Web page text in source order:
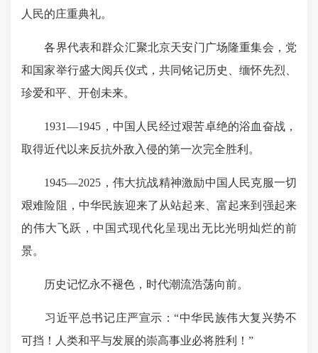
人民的庄重典礼。
各界代表和群众汇聚北京天安门广场隆重集会，党
和国家举行盛大阅兵仪式，共同铭记历史、缅怀先烈、
珍爱和平、开创未来。
1931—1945，中国人民经过艰苦卓绝的浴血奋战，
取得近代以来反抗外敌入侵的第一次完全胜利。
1945—2025，伟大抗战精神激励中国人民克服一切
艰难险阻，中华民族迎来了从站起来、富起来到强起来
的伟大飞跃，中国式现代化呈现出无比光明灿烂的前
景。
历史记忆永不褪色，时代潮流浩荡向前。
习近平总书记庄严宣示：“中华民族伟大复兴势不
可挡！人类和平与发展的崇高事业必将胜利！”